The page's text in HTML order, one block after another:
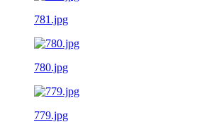
781.jpg
780.jpg
779.jpg